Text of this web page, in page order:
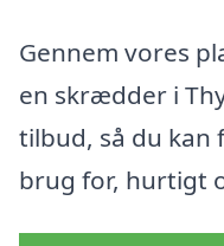
Gennem vores
en skrædder i
tilbud, så du
brug for, hurtigt